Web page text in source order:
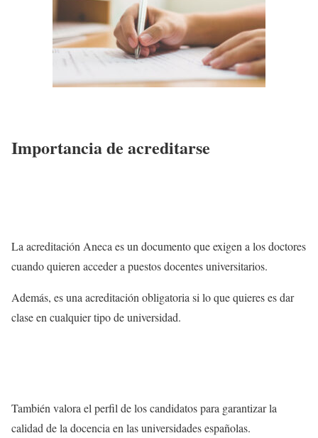
Importancia de acreditarse
La acreditación Aneca es un documento que exigen a los doctores
cuando quieren acceder a puestos docentes universitarios.
Además, es una acreditación obligatoria si lo que quieres es dar
clase en cualquier tipo de universidad.
También valora el perfil de los candidatos para garantizar la
calidad de la docencia en las universidades españolas.